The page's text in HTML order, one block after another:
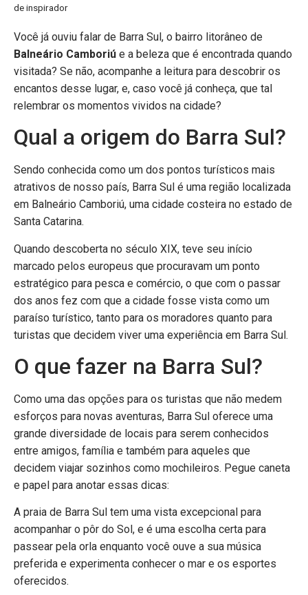
de inspirador
Você já ouviu falar de Barra Sul, o bairro litorâneo de
Balneário Camboriú e a beleza que é encontrada quando
visitada? Se não, acompanhe a leitura para descobrir os
encantos desse lugar, e, caso você já conheça, que tal
relembrar os momentos vividos na cidade?
Qual a origem do Barra Sul?
Sendo conhecida como um dos pontos turísticos mais
atrativos de nosso país, Barra Sul é uma região localizada
em Balneário Camboriú, uma cidade costeira no estado de
Santa Catarina.
Quando descoberta no século XIX, teve seu início
marcado pelos europeus que procuravam um ponto
estratégico para pesca e comércio, o que com o passar
dos anos fez com que a cidade fosse vista como um
paraíso turístico, tanto para os moradores quanto para
turistas que decidem viver uma experiência em Barra Sul.
O que fazer na Barra Sul?
Como uma das opções para os turistas que não medem
esforços para novas aventuras, Barra Sul oferece uma
grande diversidade de locais para serem conhecidos
entre amigos, família e também para aqueles que
decidem viajar sozinhos como mochileiros. Pegue caneta
e papel para anotar essas dicas:
A praia de Barra Sul tem uma vista excepcional para
acompanhar o pôr do Sol, e é uma escolha certa para
passear pela orla enquanto você ouve a sua música
preferida e experimenta conhecer o mar e os esportes
oferecidos.